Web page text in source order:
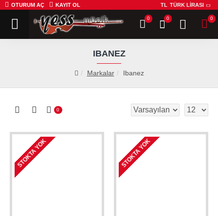
OTURUM AÇ KAYIT OL TL TÜRK LIRASI
0 0 0
Markalar Ibanez
IBANEZ
0
STOKTA YOK STOKTA YOK